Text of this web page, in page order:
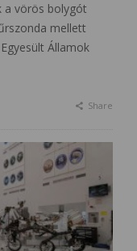
a vörös bolygót
mellett
Államok
Share